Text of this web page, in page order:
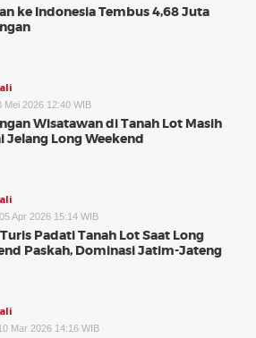
ke Indonesia Tembus 4,68 Juta
Mei 2026 12:40 WIB
Wisatawan di Tanah Lot Masih
Jelang Long Weekend
Apr 2026 15:14 WIB
Padati Tanah Lot Saat Long
Paskah, Dominasi Jatim-Jateng
Mar 2026 14:16 WIB